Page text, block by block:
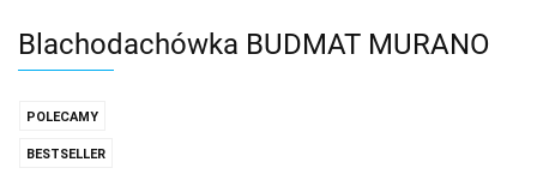
Blachodachówka BUDMAT MURANO
POLECAMY
BESTSELLER